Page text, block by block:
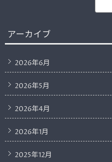
アーカイブ
2026年6月
2026年5月
2026年4月
2026年1月
2025年12月